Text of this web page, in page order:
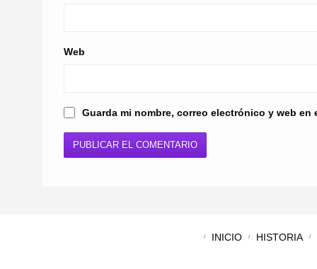
Web
Guarda mi nombre, correo electrónico y web
INICIO HISTORIA